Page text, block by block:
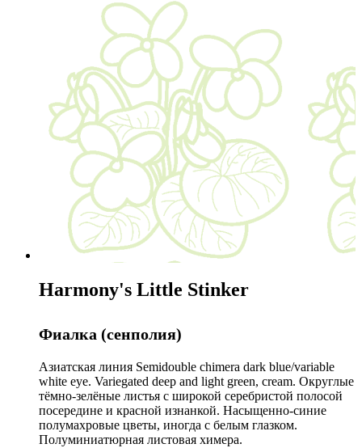
Harmony's Little Stinker
Фиалка (сенполия)
Азиатская линия Semidouble chimera dark blue/variable
white eye. Variegated deep and light green, cream. Округлые
тёмно-зелёные листья с широкой серебристой полосой
посередине и красной изнанкой. Насыщенно-синие
полумахровые цветы, иногда с белым глазком.
Полуминиатюрная листовая химера.